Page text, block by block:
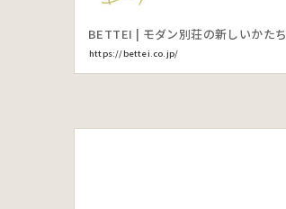
BETTEI | モダン別荘の新しいかたち
https://bettei.co.jp/